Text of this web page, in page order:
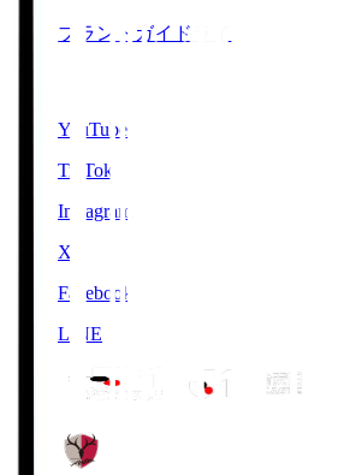
ブランドガイドライン
YouTube
TikTok
Instagram
X
Facebook
LINE